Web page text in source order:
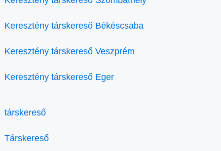
Keresztény társkereső Békéscsaba
Keresztény társkereső Veszprém
Keresztény társkereső Eger
társkereső
Társkereső